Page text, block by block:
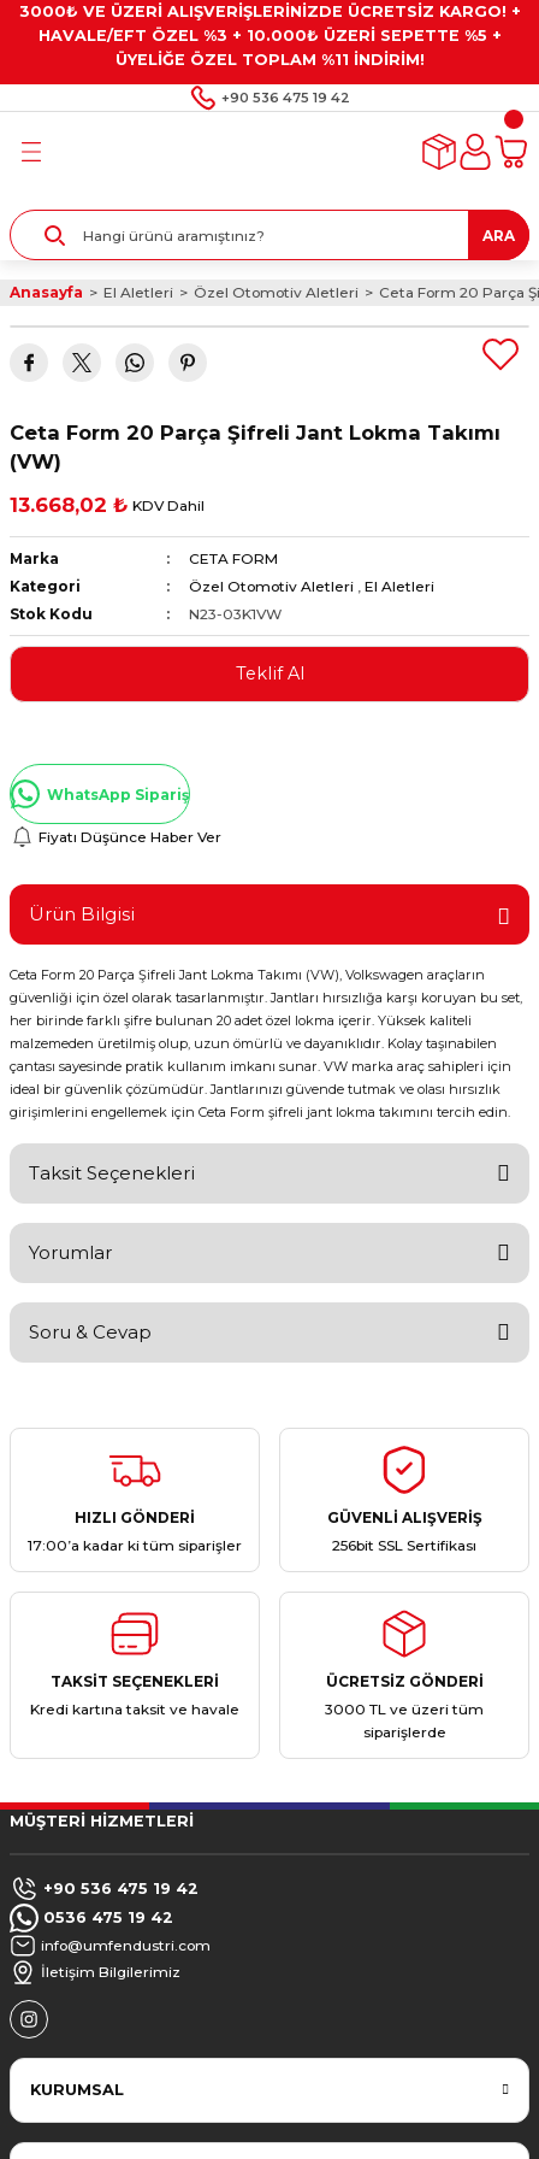
3000₺ VE ÜZERİ ALIŞVERİŞLERİNİZDE ÜCRETSİZ KARGO! +
HAVALE/EFT ÖZEL %3 + 10.000₺ ÜZERİ SEPETTE %5 +
ÜYELİĞE ÖZEL TOPLAM %11 İNDİRİM!
+90 536 475 19 42
Geri Dön
Geri Dön
Geri Dön
Gresler
Geri Dön
Alet Setleri
ve Multimetreler
ve Penseler
Atölye Aletleri
Geri Dön
Taşları ve
ARA
Anasayfa El Aletleri Özel Otomotiv Aletleri Ceta Form 20 Parça
Ceta Form 20 Parça Şifreli Jant Lokma Takımı
(VW)
13.668,02 ₺ KDV Dahil
Marka
CETA FORM
Kategori
Özel Otomotiv Aletleri , El Aletleri
Stok Kodu
N23-03K1VW
Teklif Al
WhatsApp Sipariş
Fiyatı Düşünce Haber Ver
Ürün Bilgisi
Ceta Form 20 Parça Şifreli Jant Lokma Takımı (VW), Volkswagen araçların
güvenliği için özel olarak tasarlanmıştır. Jantları hırsızlığa karşı koruyan bu set,
her birinde farklı şifre bulunan 20 adet özel lokma içerir. Yüksek kaliteli
malzemeden üretilmiş olup, uzun ömürlü ve dayanıklıdır. Kolay taşınabilen
çantası sayesinde pratik kullanım imkanı sunar. VW marka araç sahipleri için
ideal bir güvenlik çözümüdür. Jantlarınızı güvende tutmak ve olası hırsızlık
girişimlerini engellemek için Ceta Form şifreli jant lokma takımını tercih edin.
Taksit Seçenekleri
Yorumlar
Yorum Yaz
Soru & Cevap
Ürün hakkında henüz soru sorulmamış.
HIZLI GÖNDERİ
17:00’a kadar ki tüm siparişler
GÜVENLİ ALIŞVERİŞ
256bit SSL Sertifikası
TAKSİT SEÇENEKLERİ
Kredi kartına taksit ve havale
ÜCRETSİZ GÖNDERİ
3000 TL ve üzeri tüm
siparişlerde
MÜŞTERİ HİZMETLERİ
+90 536 475 19 42
0536 475 19 42
info@umfendustri.com
İletişim Bilgilerimiz
KURUMSAL